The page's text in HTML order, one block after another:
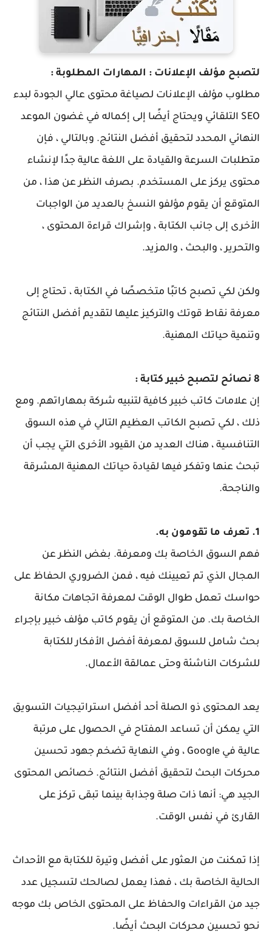
لتصبح مؤلف الإعلانات : المهارات المطلوبة :
مطلوب مؤلف الإعلانات لصياغة محتوى عالي الجودة لبدء
SEO التلقائي ويحتاج أيضًا إلى إكماله في غضون الموعد
النهائي المحدد لتحقيق أفضل النتائج. وبالتالي ، فإن
متطلبات السرعة والقيادة على اللغة عالية جدًا لإنشاء
محتوى يركز على المستخدم. بصرف النظر عن هذا ، من
المتوقع أن يقوم مؤلفو النسخ بالعديد من الواجبات
الأخرى إلى جانب الكتابة ، وإشراك قراءة المحتوى ،
والتحرير ، والبحث ، والمزيد.
ولكن لكي تصبح كاتبًا متخصصًا في الكتابة ، تحتاج إلى
معرفة نقاط قوتك والتركيز عليها لتقديم أفضل النتائج
وتنمية حياتك المهنية.
8 نصائح لتصبح خبير كتابة :
إن علامات كاتب خبير كافية لتنبيه شركة بمهاراتهم. ومع
ذلك ، لكي تصبح الكاتب العظيم التالي في هذه السوق
التنافسية ، هناك العديد من القيود الأخرى التي يجب أن
تبحث عنها وتفكر فيها لقيادة حياتك المهنية المشرقة
والناجحة.
1. تعرف ما تقومون به.
فهم السوق الخاصة بك ومعرفة. بغض النظر عن
المجال الذي تم تعيينك فيه ، فمن الضروري الحفاظ على
حواسك تعمل طوال الوقت لمعرفة اتجاهات مكانة
الخاصة بك. من المتوقع أن يقوم كاتب مؤلف خبير بإجراء
بحث شامل للسوق لمعرفة أفضل الأفكار للكتابة
للشركات الناشئة وحتى عمالقة الأعمال.
يعد المحتوى ذو الصلة أحد أفضل استراتيجيات التسويق
التي يمكن أن تساعد المفتاح في الحصول على مرتبة
عالية في Google ، وفي النهاية تضخم جهود تحسين
محركات البحث لتحقيق أفضل النتائج. خصائص المحتوى
الجيد هي: أنها ذات صلة وجذابة بينما تبقى تركز على
القارئ في نفس الوقت.
إذا تمكنت من العثور على أفضل وتيرة للكتابة مع الأحداث
الحالية الخاصة بك ، فهذا يعمل لصالحك لتسجيل عدد
جيد من القراءات والحفاظ على المحتوى الخاص بك موجه
نحو تحسين محركات البحث أيضًا.